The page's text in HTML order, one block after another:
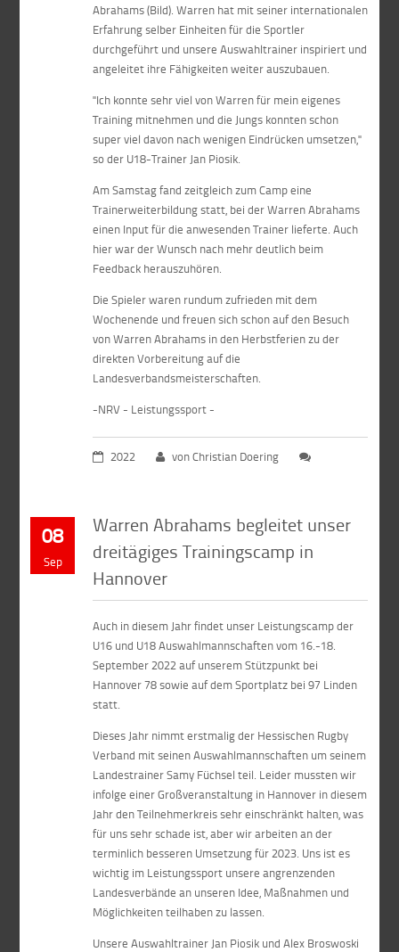
Abrahams (Bild). Warren hat mit seiner internationalen
Erfahrung selber Einheiten für die Sportler
durchgeführt und unsere Auswahltrainer inspiriert und
angeleitet ihre Fähigkeiten weiter auszubauen.
"Ich konnte sehr viel von Warren für mein eigenes
Training mitnehmen und die Jungs konnten schon
super viel davon nach wenigen Eindrücken umsetzen,"
so der U18-Trainer Jan Piosik.
Am Samstag fand zeitgleich zum Camp eine
Trainerweiterbildung statt, bei der Warren Abrahams
einen Input für die anwesenden Trainer lieferte. Auch
hier war der Wunsch nach mehr deutlich beim
Feedback herauszuhören.
Die Spieler waren rundum zufrieden mit dem
Wochenende und freuen sich schon auf den Besuch
von Warren Abrahams in den Herbstferien zu der
direkten Vorbereitung auf die
Landesverbandsmeisterschaften.
-NRV - Leistungssport -
2022 von Christian Doering
08
Sep
Warren Abrahams begleitet unser
dreitägiges Trainingscamp in
Hannover
Auch in diesem Jahr findet unser Leistungscamp der
U16 und U18 Auswahlmannschaften vom 16.-18.
September 2022 auf unserem Stützpunkt bei
Hannover 78 sowie auf dem Sportplatz bei 97 Linden
statt.
Dieses Jahr nimmt erstmalig der Hessischen Rugby
Verband mit seinen Auswahlmannschaften um seinem
Landestrainer Samy Füchsel teil. Leider mussten wir
infolge einer Großveranstaltung in Hannover in diesem
Jahr den Teilnehmerkreis sehr einschränkt halten, was
für uns sehr schade ist, aber wir arbeiten an der
terminlich besseren Umsetzung für 2023. Uns ist es
wichtig im Leistungssport unsere angrenzenden
Landesverbände an unseren Idee, Maßnahmen und
Möglichkeiten teilhaben zu lassen.
Unsere Auswahltrainer Jan Piosik und Alex Broswoski